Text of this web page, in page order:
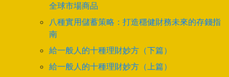
全球市場商品
八種實用儲蓄策略：打造穩健財務未來的存錢指
南
給一般人的十種理財妙方（下篇）
給一般人的十種理財妙方（上篇）